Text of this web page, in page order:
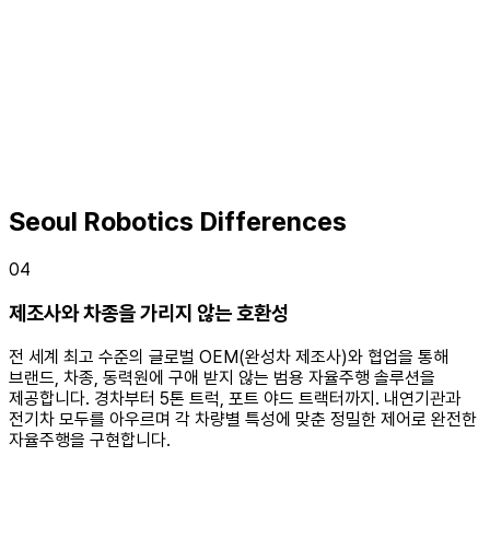
Seoul Robotics Differences
04
제조사와 차종을 가리지 않는 호환성
전 세계 최고 수준의 글로벌 OEM(완성차 제조사)와 협업을 통해
브랜드, 차종, 동력원에 구애 받지 않는 범용 자율주행 솔루션을
제공합니다. 경차부터 5톤 트럭, 포트 야드 트랙터까지. 내연기관과
전기차 모두를 아우르며 각 차량별 특성에 맞춘 정밀한 제어로 완전한
자율주행을 구현합니다.